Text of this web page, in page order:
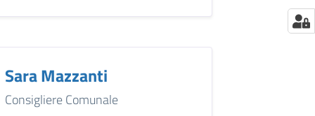
Sara Mazzanti
Consigliere Comunale